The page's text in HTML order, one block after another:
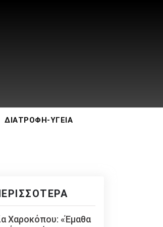
ΔΙΑΤΡΟΦΉ-ΥΓΕΊΑ
Χαροκόπου: «Έμαθα